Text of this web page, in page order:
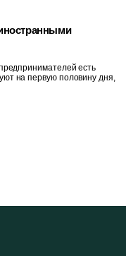
есть
на первую половину дня,